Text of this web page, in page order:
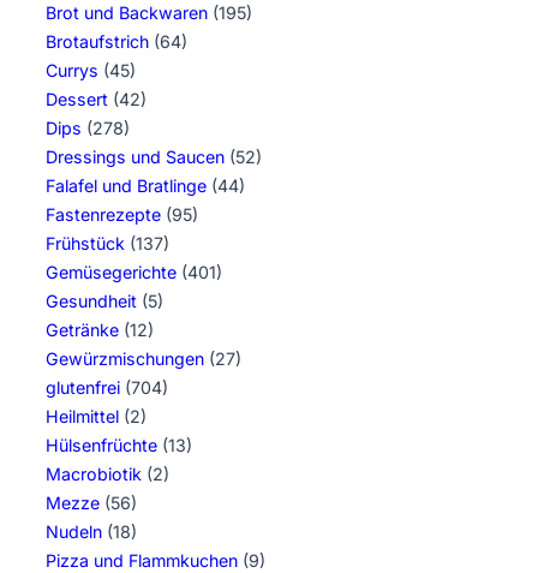
Brot und Backwaren (195)
Brotaufstrich (64)
Currys (45)
Dessert (42)
Dips (278)
Dressings und Saucen (52)
Falafel und Bratlinge (44)
Fastenrezepte (95)
Frühstück (137)
Gemüsegerichte (401)
Gesundheit (5)
Getränke (12)
Gewürzmischungen (27)
glutenfrei (704)
Heilmittel (2)
Hülsenfrüchte (13)
Macrobiotik (2)
Mezze (56)
Nudeln (18)
Pizza und Flammkuchen (9)